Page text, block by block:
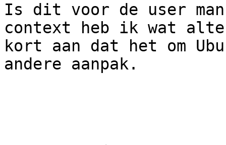
Is dit voor de user
context heb ik wat
kort aan dat het om
andere aanpak.